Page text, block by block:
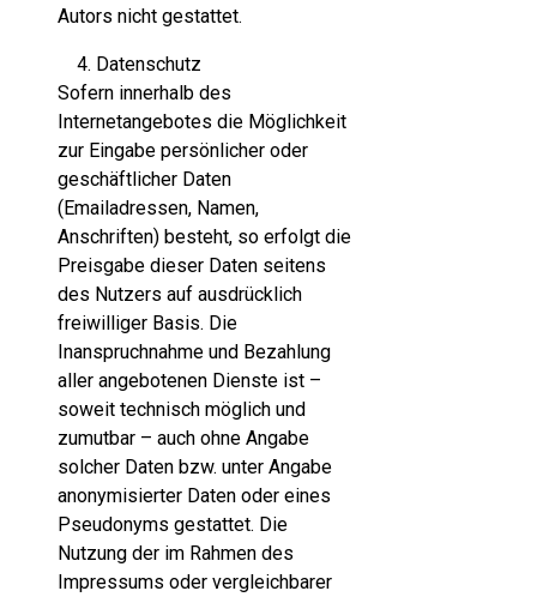
Autors nicht gestattet.
Datenschutz
Sofern innerhalb des
Internetangebotes die Möglichkeit
zur Eingabe persönlicher oder
geschäftlicher Daten
(Emailadressen, Namen,
Anschriften) besteht, so erfolgt die
Preisgabe dieser Daten seitens
des Nutzers auf ausdrücklich
freiwilliger Basis. Die
Inanspruchnahme und Bezahlung
aller angebotenen Dienste ist –
soweit technisch möglich und
zumutbar – auch ohne Angabe
solcher Daten bzw. unter Angabe
anonymisierter Daten oder eines
Pseudonyms gestattet. Die
Nutzung der im Rahmen des
Impressums oder vergleichbarer